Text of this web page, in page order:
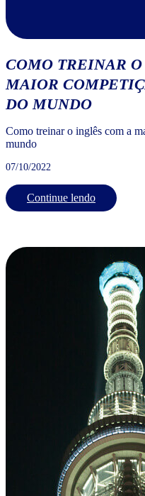
COMO TREINAR
MAIOR
DO MUNDO
Como treinar o inglês com a
mundo
07/10/2022
Continue lendo